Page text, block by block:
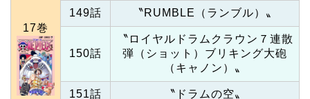
17巻
149話 〝RUMBLE（ランブル）〟
150話
〝ロイヤルドラムクラウン７連散
弾（ショット）ブリキング大砲
（キャノン）〟
151話 〝ドラムの空〟